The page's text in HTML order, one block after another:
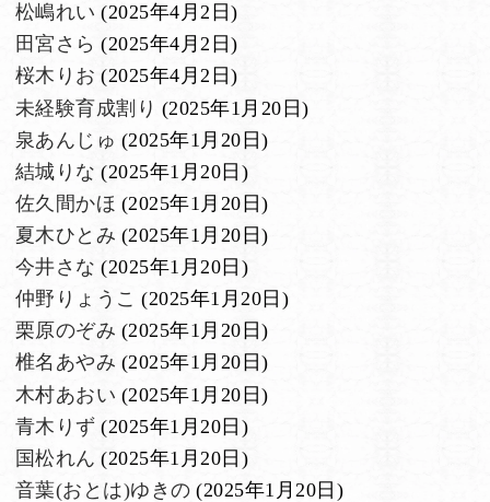
松嶋れい (2025年4月2日)
田宮さら (2025年4月2日)
桜木りお (2025年4月2日)
未経験育成割り (2025年1月20日)
泉あんじゅ (2025年1月20日)
結城りな (2025年1月20日)
佐久間かほ (2025年1月20日)
夏木ひとみ (2025年1月20日)
今井さな (2025年1月20日)
仲野りょうこ (2025年1月20日)
栗原のぞみ (2025年1月20日)
椎名あやみ (2025年1月20日)
木村あおい (2025年1月20日)
青木りず (2025年1月20日)
国松れん (2025年1月20日)
音葉(おとは)ゆきの (2025年1月20日)